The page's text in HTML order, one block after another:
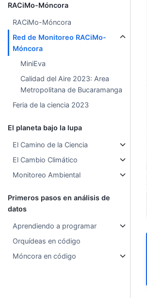
RACiMo-Móncora
RACiMo-Móncora
Red de Monitoreo RACiMo-
Móncora
MiniEva
Calidad del Aire 2023: Area
Metropolitana de Bucaramanga
Feria de la ciencia 2023
El planeta bajo la lupa
El Camino de la Ciencia
El Cambio Climático
Monitoreo Ambiental
Primeros pasos en análisis de
datos
Aprendiendo a programar
Orquídeas en código
Móncora en código